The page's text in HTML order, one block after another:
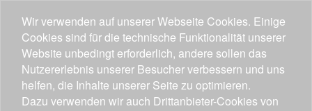
Wir verwenden auf unserer Webseite Cookies. Einige
Cookies sind für die technische Funktionalität unserer
Website unbedingt erforderlich, andere sollen das
Nutzererlebnis unserer Besucher verbessern und uns
helfen, die Inhalte unserer Seite zu optimieren.
Dazu verwenden wir auch Drittanbieter-Cookies von